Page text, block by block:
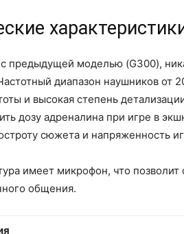
предыдущей моделью (G300),
диапазон наушников от
и высокая степень
дозу адреналина при игре в
сюжета и напряженность
имеет микрофон, что
общения.